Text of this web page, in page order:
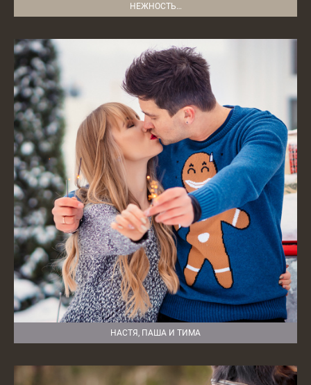
НЕЖНОСТЬ…
НАСТЯ, ПАША И ТИМА